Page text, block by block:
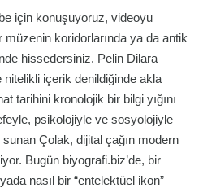
için konuşuyoruz, videoyu
müzenin koridorlarında ya da antik
hissedersiniz. Pelin Dilara
nitelikli içerik denildiğinde akla
tarihini kronolojik bir bilgi yığını
psikolojiyle ve sosyolojiyle
Çolak, dijital çağın modern
Bugün biyografi.biz’de, bir
nasıl bir “entelektüel ikon”